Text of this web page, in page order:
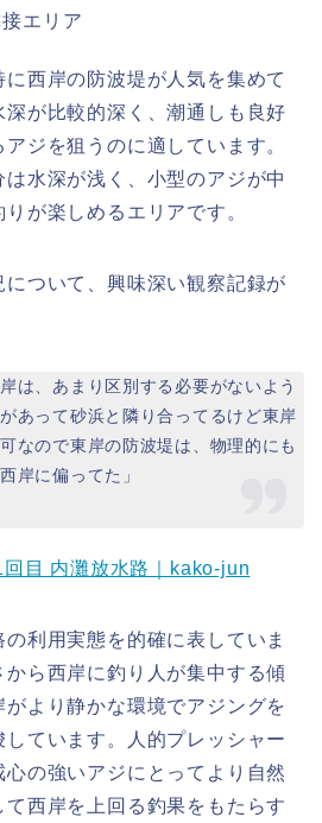
エリア
西岸の防波堤が人気を集めて
が比較的深く、潮通しも良好
ジを狙うのに適しています。
水深が浅く、小型のアジが中
が楽しめるエリアです。
ついて、興味深い観察記録が
は、あまり区別する必要がないよう
あって砂浜と隣り合ってるけど東岸
なので東岸の防波堤は、物理的にも
岸に偏ってた」
目 内灘放水路｜kako-jun
利用実態を的確に表していま
ら西岸に釣り人が集中する傾
より静かな環境でアジングを
ています。人的プレッシャー
の強いアジにとってより自然
西岸を上回る釣果をもたらす